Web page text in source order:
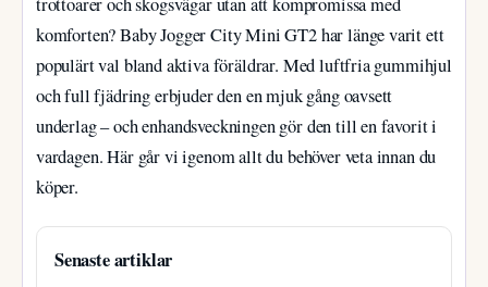
komforten? Baby Jogger City Mini GT2 har länge varit ett
populärt val bland aktiva föräldrar. Med luftfria gummihjul
och full fjädring erbjuder den en mjuk gång oavsett
underlag – och enhandsveckningen gör den till en favorit i
vardagen. Här går vi igenom allt du behöver veta innan du
köper.
Senaste artiklar